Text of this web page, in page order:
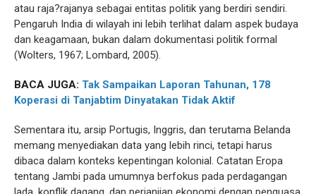
atau raja?rajanya sebagai entitas politik yang berdiri sendiri.
Pengaruh India di wilayah ini lebih terlihat dalam aspek budaya
dan keagamaan, bukan dalam dokumentasi politik formal
(Wolters, 1967; Lombard, 2005).
BACA JUGA: Tak Sampaikan Laporan Tahunan, 178
Koperasi di Tanjabtim Dinyatakan Tidak Aktif
Sementara itu, arsip Portugis, Inggris, dan terutama Belanda
memang menyediakan data yang lebih rinci, tetapi harus
dibaca dalam konteks kepentingan kolonial. Catatan Eropa
tentang Jambi pada umumnya berfokus pada perdagangan